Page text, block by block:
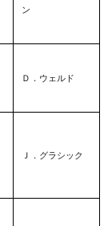
ン
Ｄ．ウェルド
Ｊ．グラシック